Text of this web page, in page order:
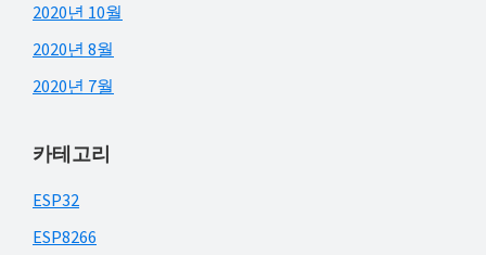
2020년 10월
2020년 8월
2020년 7월
카테고리
ESP32
ESP8266